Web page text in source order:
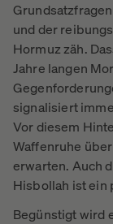
und der
Hormuz zäh.
Jahre langen
signalisiert
Vor diesem
Waffenruhe
erwarten. Auch
Hisbollah ist ein
Begünstigt wird